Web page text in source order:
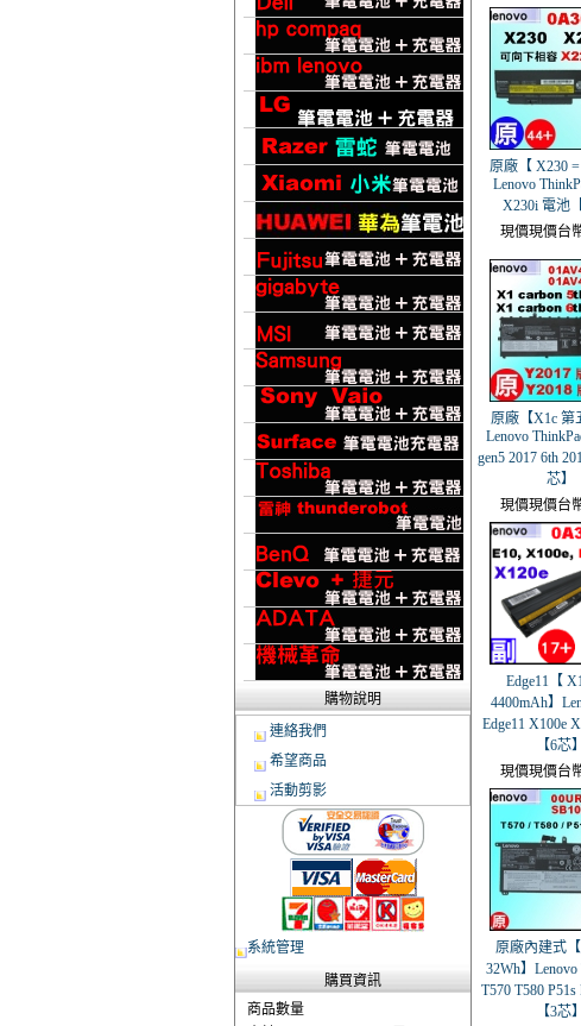
購物說明
連絡我們
希望商品
活動剪影
系統管理
購買資訊
商品數量
原廠【 X230 =
Lenovo
X230i 電池
現價現價台
原廠【X1c 第
Lenovo
gen5 2017 6th
芯】
現價現價台
Edge11【
4400mAh】
Edge11 X100e
【6芯】
現價現價台
原廠內建式
32Wh】Lenovo
T570 T580
【3芯】